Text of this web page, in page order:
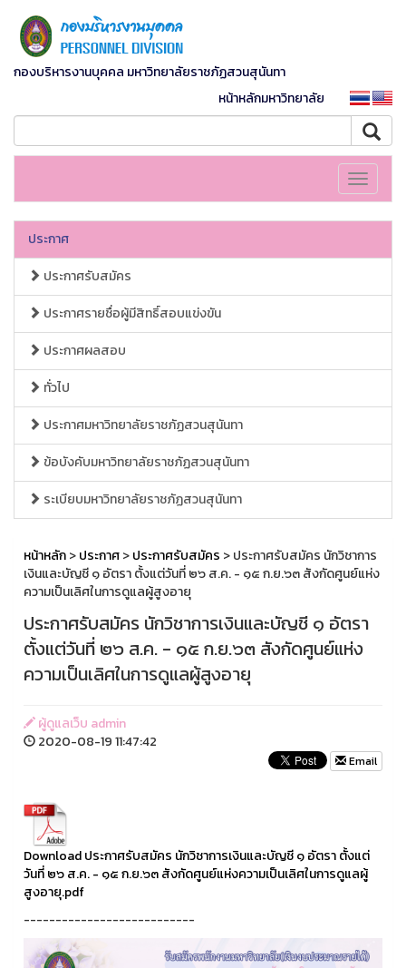
กองบริหารงานบุคคล มหาวิทยาลัยราชภัฏสวนสุนันทา
หน้าหลักมหาวิทยาลัย
Toggle
ประกาศ
ประกาศรับสมัคร
ประกาศรายชื่อผู้มีสิทธิ์สอบแข่งขัน
ประกาศผลสอบ
ทั่วไป
ประกาศมหาวิทยาลัยราชภัฏสวนสุนันทา
ข้อบังคับมหาวิทยาลัยราชภัฏสวนสุนันทา
ระเบียบมหาวิทยาลัยราชภัฏสวนสุนันทา
หน้าหลัก>ประกาศ>ประกาศรับสมัคร > ประกาศรับสมัคร นักวิชาการ
เงินและบัญชี ๑ อัตรา ตั้งแต่วันที่ ๒๖ ส.ค. - ๑๕ ก.ย.๖๓ สังกัดศูนย์แห่ง
ความเป็นเลิศในการดูแลผู้สูงอายุ
ประกาศรับสมัคร นักวิชาการเงินและบัญชี ๑ อัตรา
ตั้งแต่วันที่ ๒๖ ส.ค. - ๑๕ ก.ย.๖๓ สังกัดศูนย์แห่ง
ความเป็นเลิศในการดูแลผู้สูงอายุ
ผู้ดูแลเว็บ admin
2020-08-19 11:47:42
Email
Download ประกาศรับสมัคร นักวิชาการเงินและบัญชี ๑ อัตรา ตั้งแต่
วันที่ ๒๖ ส.ค. - ๑๕ ก.ย.๖๓ สังกัดศูนย์แห่งความเป็นเลิศในการดูแลผู้
สูงอายุ.pdf
---------------------------